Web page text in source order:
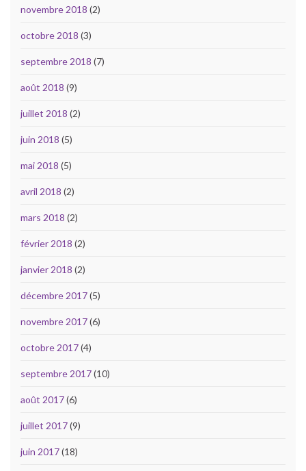
novembre 2018 (2)
octobre 2018 (3)
septembre 2018 (7)
août 2018 (9)
juillet 2018 (2)
juin 2018 (5)
mai 2018 (5)
avril 2018 (2)
mars 2018 (2)
février 2018 (2)
janvier 2018 (2)
décembre 2017(5)
novembre 2017(6)
octobre 2017(4)
septembre 2017(10)
août 2017(6)
juillet 2017(9)
juin 2017(18)